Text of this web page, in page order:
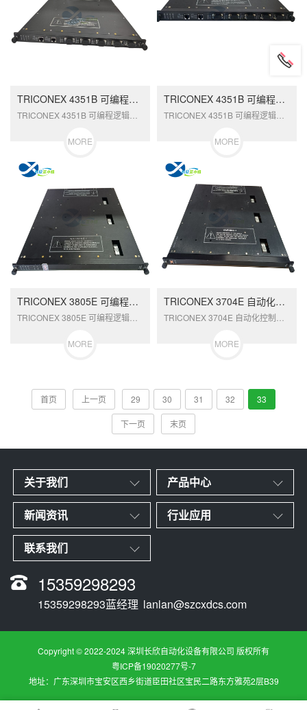
TRICONEX 4351B 可编程逻辑控制器
MORE
TRICONEX 4351B 可编程逻辑控制器
MORE
TRICONEX 3805E 可编程逻辑控制器
MORE
TRICONEX 3704E 自动化控制模块
MORE
首页 上一页 29 30 31 32 33
下一页 末页
关于我们 产品中心
新闻资讯 行业应用
联系我们
15359298293
15359298293蓝经理 lanlan@szcxdcs.com
Copyright © 2022-2024 深圳长欣自动化设备有限公司 版权所有
粤ICP备19020277号-7
地址：广东深圳市宝安区西乡街道臣田社区宝民二路东方雅苑2层B39